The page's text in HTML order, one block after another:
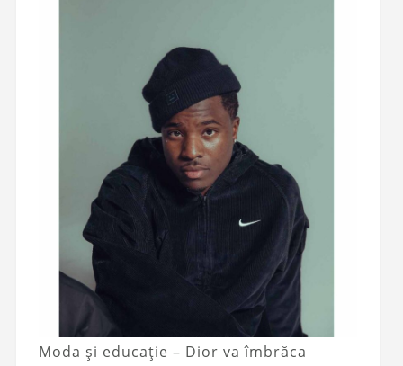
Moda și educație – Dior va îmbrăca